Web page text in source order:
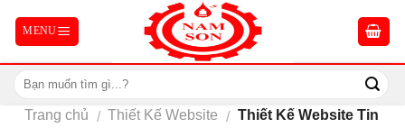
Trang chủ / Thiết Kế Website / Thiết Kế Website Tin